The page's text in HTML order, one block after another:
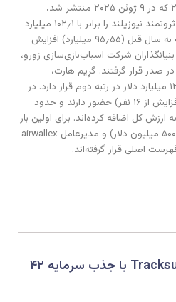
لیست ثروتمندان NBR سال ۲۰۲۵ که در ۹ ژوئن ۲۰۲۵ منتشر شد،
مجموع دارایی ۱۱۹ فرد و خانواده ثروتمند نیوزیلند را برابر با ۱۰۲٫۱ میلیارد
دلار نیوزیلند تخمین زد که نسبت به سال قبل (۹۵٫۵۵ میلیارد) افزایش
شرکت اسباب‌بازی‌سازی زورو،
در صدر قرار گرفتند. گرِیم هارت،
سرمایه‌دار حوزه بسته‌بندی، با ۱۲٫۱ میلیارد دلار در رتبه دوم قرار دارد. در
این فهرست اکنون ۱۸ میلیاردر (افزایش از ۱۶ نفر) حضور دارند و حدود
میلیارد دلار به ارزش کل اضافه کرده‌اند. برای اولین بار
از سال ۲۰۱۹، دو زن—آنا موبرای (۵۰۰ میلیون دلار) و مدیرعامل airwallex
گسترش حضور جهانی Tracksuit با جذب سرمایه ۴۲